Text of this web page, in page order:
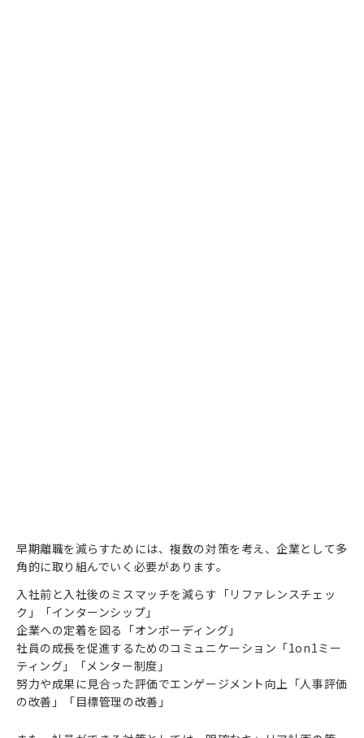
早期離職を減らすためには、複数の対策を考え、企業として多
角的に取り組んでいく必要があります。
入社前と入社後のミスマッチを減らす「リファレンスチェッ
ク」「インターンシップ」
企業への定着を図る「オンボーディング」
社員の成長を促進するためのコミュニケーション「1on1ミー
ティング」「メンター制度」
努力や成果に見合った評価でエンゲージメント向上「人事評価
の改善」「目標管理の改善」